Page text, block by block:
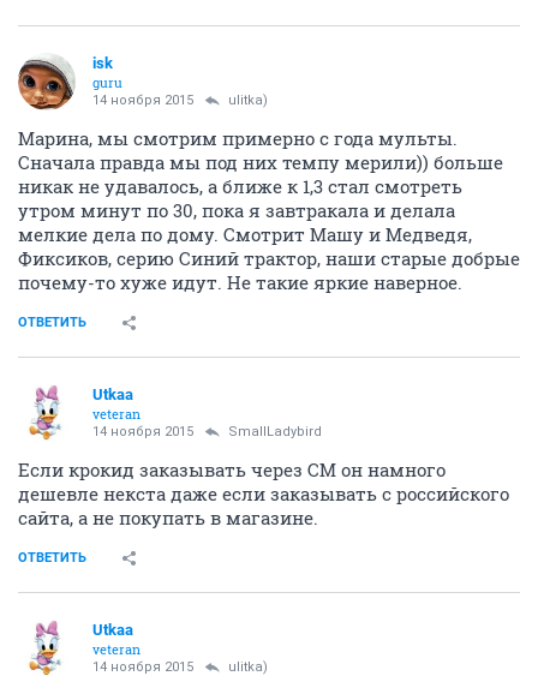
isk
guru
14 ноября 2015 ulitka)
Марина, мы смотрим примерно с года мульты.
Сначала правда мы под них темпу мерили)) больше
никак не удавалось, а ближе к 1,3 стал смотреть
утром минут по 30, пока я завтракала и делала
мелкие дела по дому. Смотрит Машу и Медведя,
Фиксиков, серию Синий трактор, наши старые добрые
почему-то хуже идут. Не такие яркие наверное.
ОТВЕТИТЬ
Utkaa
veteran
14 ноября 2015 SmallLadybird
Если крокид заказывать через СМ он намного
дешевле некста даже если заказывать с российского
сайта, а не покупать в магазине.
ОТВЕТИТЬ
Utkaa
veteran
14 ноября 2015 ulitka)